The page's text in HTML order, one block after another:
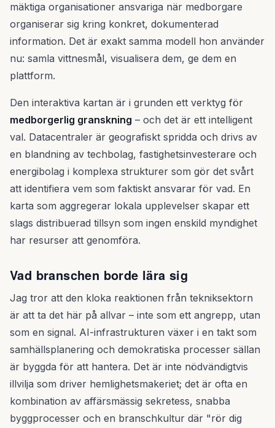
mäktiga organisationer ansvariga när medborgare
organiserar sig kring konkret, dokumenterad
information. Det är exakt samma modell hon använder
nu: samla vittnesmål, visualisera dem, ge dem en
plattform.
Den interaktiva kartan är i grunden ett verktyg för
medborgerlig granskning – och det är ett intelligent
val. Datacentraler är geografiskt spridda och drivs av
en blandning av techbolag, fastighetsinvesterare och
energibolag i komplexa strukturer som gör det svårt
att identifiera vem som faktiskt ansvarar för vad. En
karta som aggregerar lokala upplevelser skapar ett
slags distribuerad tillsyn som ingen enskild myndighet
har resurser att genomföra.
Vad branschen borde lära sig
Jag tror att den kloka reaktionen från tekniksektorn
är att ta det här på allvar – inte som ett angrepp, utan
som en signal. AI-infrastrukturen växer i en takt som
samhällsplanering och demokratiska processer sällan
är byggda för att hantera. Det är inte nödvändigtvis
illvilja som driver hemlighetsmakeriet; det är ofta en
kombination av affärsmässig sekretess, snabba
byggprocesser och en branschkultur där "rör dig